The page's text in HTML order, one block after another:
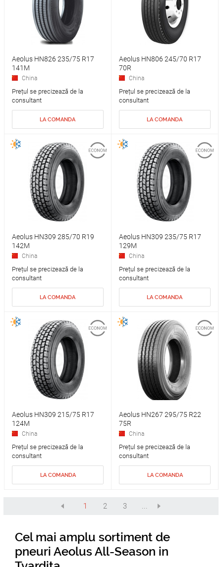
Aeolus HN826 235/75 R17
141M
China
Prețul se precizează de la
consultant
LA COMANDA
Aeolus HN806 245/70 R17
70R
China
Prețul se precizează de la
consultant
LA COMANDA
Aeolus HN309 285/70 R19
142M
China
Prețul se precizează de la
consultant
LA COMANDA
Aeolus HN309 235/75 R17
129M
China
Prețul se precizează de la
consultant
LA COMANDA
Aeolus HN309 215/75 R17
124M
China
Prețul se precizează de la
consultant
LA COMANDA
Aeolus HN267 295/75 R22
75R
China
Prețul se precizează de la
consultant
LA COMANDA
1 2 3 ...
Cel mai amplu sortiment de
pneuri Aeolus All-Season in